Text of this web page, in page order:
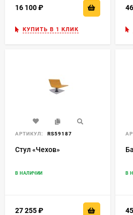
16 100
КУПИТЬ В 1 КЛИК
АРТИКУЛ: RS59187
Стул «Чехов»
В НАЛИЧИИ
27 255
В